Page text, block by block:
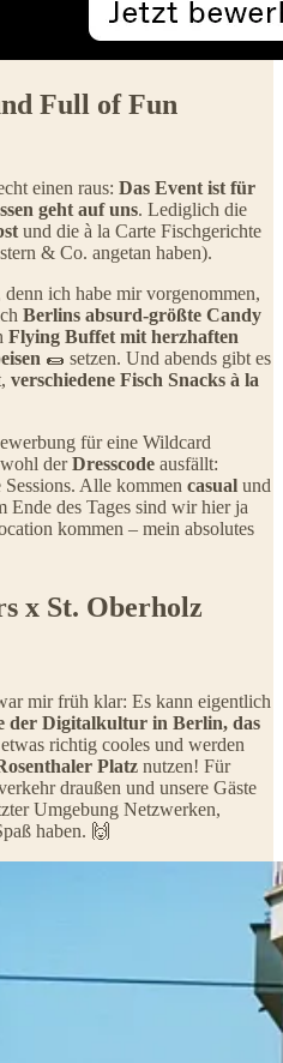
Full of Fun
einen raus: Das Event ist für
geht auf uns. Lediglich die
und die à la Carte Fischgerichte
& Co. angetan haben).
ich habe mir vorgenommen,
Berlins absurd-größte Candy
Flying Buffet mit herzhaften
🌯 setzen. Und abends gibt es
verschiedene Fisch Snacks à la
für eine Wildcard
derDresscode ausfällt:
Sessions. Alle kommen casual und
Ende des Tages sind wir hier ja
kommen – mein absolutes
x St. Oberholz
mir früh klar: Es kann eigentlich
der Digitalkultur in Berlin, das
richtig cooles und werden
Platz nutzen! Für
draußen und unsere Gäste
Umgebung Netzwerken,
haben. 🙌